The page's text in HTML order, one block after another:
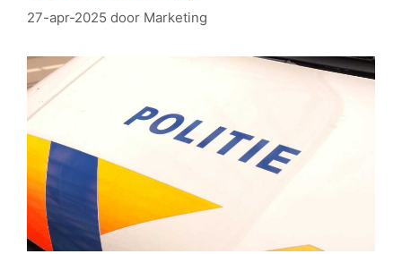
27-apr-2025 door Marketing